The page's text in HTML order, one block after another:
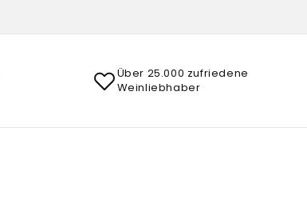
Über 25.000 zufriedene
Weinliebhaber